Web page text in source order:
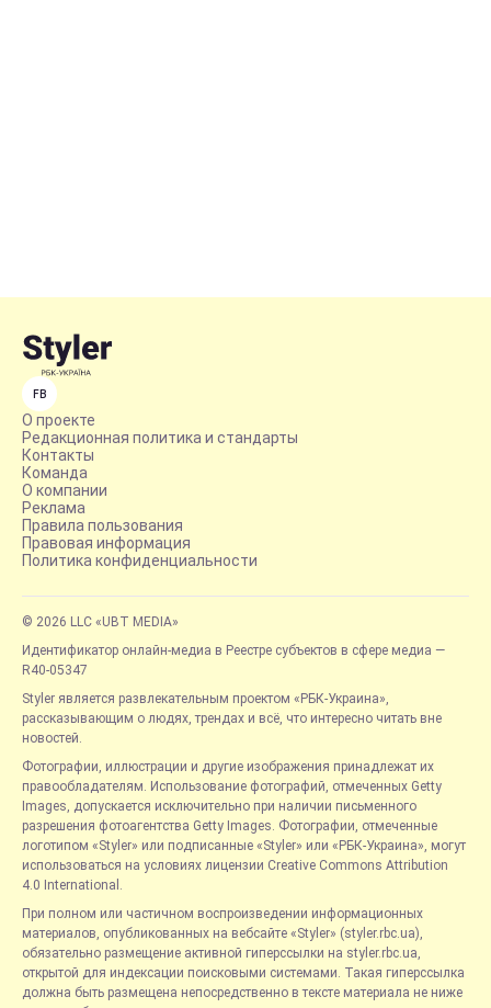
FB
О проекте
Редакционная политика и стандарты
Контакты
Команда
О компании
Реклама
Правила пользования
Правовая информация
Политика конфиденциальности
© 2026 LLC «UBT MEDIA»
Идентификатор онлайн-медиа в Реестре субъектов в сфере медиа —
R40-05347
Styler является развлекательным проектом «РБК-Украина»,
рассказывающим о людях, трендах и всё, что интересно читать вне
новостей.
Фотографии, иллюстрации и другие изображения принадлежат их
правообладателям. Использование фотографий, отмеченных Getty
Images, допускается исключительно при наличии письменного
разрешения фотоагентства Getty Images. Фотографии, отмеченные
логотипом «Styler» или подписанные «Styler» или «РБК-Украина», могут
использоваться на условиях лицензии Creative Commons Attribution
4.0 International.
При полном или частичном воспроизведении информационных
материалов, опубликованных на вебсайте «Styler» (styler.rbc.ua),
обязательно размещение активной гиперссылки на styler.rbc.ua,
открытой для индексации поисковыми системами. Такая гиперссылка
должна быть размещена непосредственно в тексте материала не ниже